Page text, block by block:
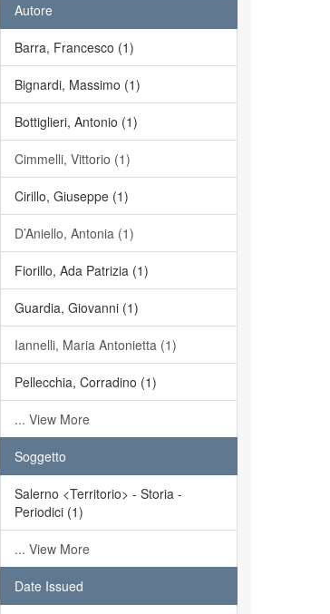
Autore
Barra, Francesco (1)
Bignardi, Massimo (1)
Bottiglieri, Antonio (1)
Cimmelli, Vittorio (1)
Cirillo, Giuseppe (1)
D’Aniello, Antonia (1)
Fiorillo, Ada Patrizia (1)
Guardia, Giovanni (1)
Iannelli, Maria Antonietta (1)
Pellecchia, Corradino (1)
... View More
Soggetto
Salerno <Territorio> - Storia -
Periodici (1)
... View More
Date Issued